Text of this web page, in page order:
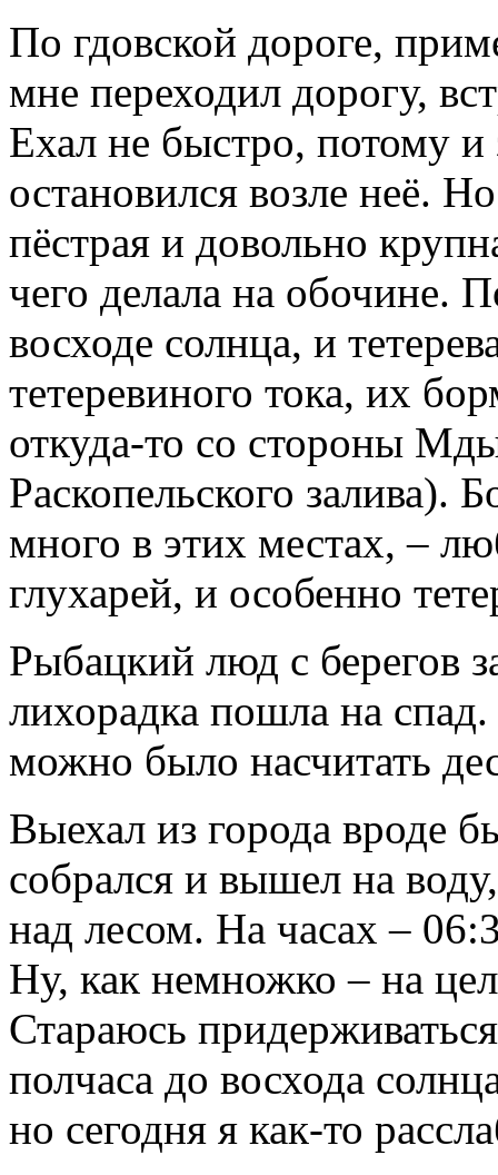
По гдовской дороге,
мне переходил дорогу,
Ехал не быстро, потому
остановился возле неё.
пёстрая и довольно
чего делала на обочине.
восходе солнца, и
тетеревиного тока, их
откуда-то со стороны
Раскопельского залива).
много в этих местах, –
глухарей, и особенно
Рыбацкий люд с берегов
лихорадка пошла на
можно было насчитать
Выехал из города вроде
собрался и вышел на
над лесом. На часах –
Ну, как немножко – на
Стараюсь
полчаса до восхода
но сегодня я как-то